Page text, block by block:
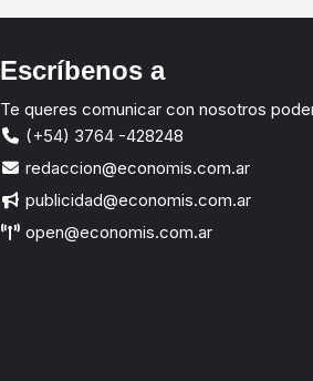
Escríbenos a
Te queres comunicar con nosotros
(+54) 3764 -428248
redaccion@economis.com.ar
publicidad@economis.com.ar
open@economis.com.ar